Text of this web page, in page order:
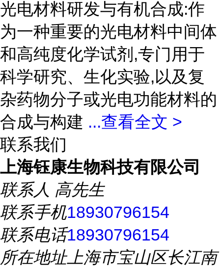
光电材料研发与有机合成:作
为一种重要的光电材料中间体
和高纯度化学试剂,专门用于
科学研究、生化实验,以及复
杂药物分子或光电功能材料的
合成与构建 ...查看全文 >
联系我们
上海钰康生物科技有限公司
联系人 高先生
联系手机18930796154
联系电话18930796154
所在地址上海市宝山区长江南